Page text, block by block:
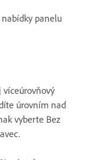
nabídky panelu
víceúrovňový
úrovním nad
vyberte Bez